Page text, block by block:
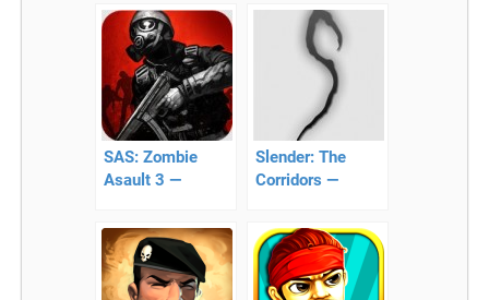
SAS: Zombie
Asault 3 —
многопользовательским
режимом
Slender: The
Corridors —
игры про
тонкого
человека!